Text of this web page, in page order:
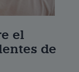
el
de